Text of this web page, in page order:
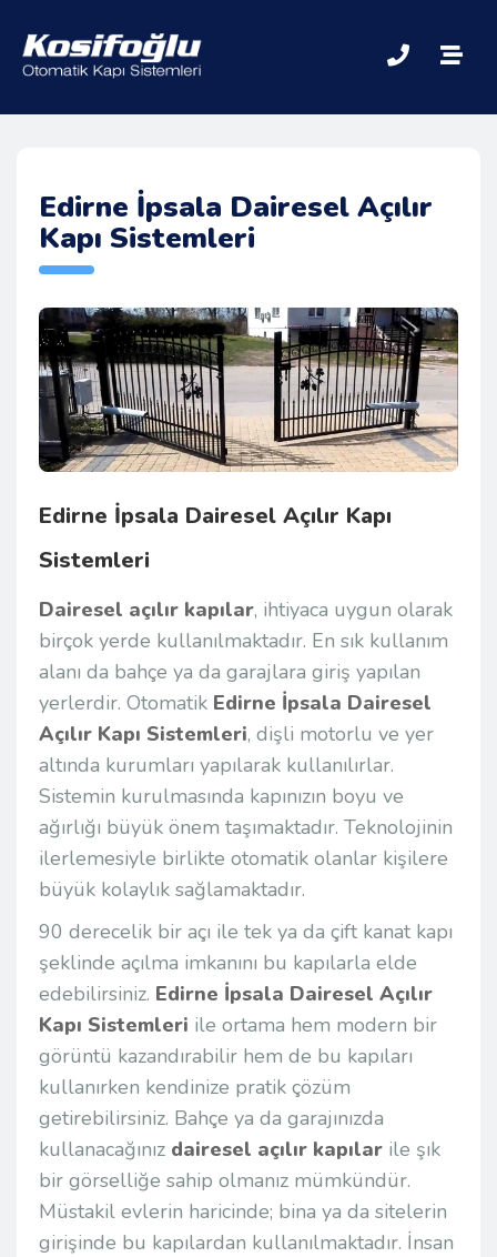
Edirne İpsala Dairesel Açılır
Kapı Sistemleri
Edirne İpsala Dairesel Açılır Kapı
Sistemleri
Dairesel açılır kapılar, ihtiyaca uygun olarak
birçok yerde kullanılmaktadır. En sık kullanım
alanı da bahçe ya da garajlara giriş yapılan
yerlerdir. Otomatik Edirne İpsala Dairesel
Açılır Kapı Sistemleri, dişli motorlu ve yer
altında kurumları yapılarak kullanılırlar.
Sistemin kurulmasında kapınızın boyu ve
ağırlığı büyük önem taşımaktadır. Teknolojinin
ilerlemesiyle birlikte otomatik olanlar kişilere
büyük kolaylık sağlamaktadır.
90 derecelik bir açı ile tek ya da çift kanat kapı
şeklinde açılma imkanını bu kapılarla elde
edebilirsiniz. Edirne İpsala Dairesel Açılır
Kapı Sistemleri ile ortama hem modern bir
görüntü kazandırabilir hem de bu kapıları
kullanırken kendinize pratik çözüm
getirebilirsiniz. Bahçe ya da garajınızda
kullanacağınız dairesel açılır kapılar ile şık
bir görselliğe sahip olmanız mümkündür.
Müstakil evlerin haricinde; bina ya da sitelerin
girişinde bu kapılardan kullanılmaktadır. İnsan